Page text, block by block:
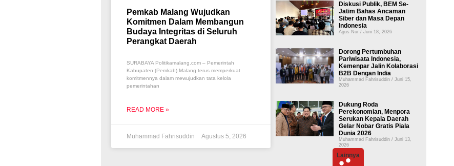
Pemkab Malang Wujudkan
Komitmen Dalam Membangun
Budaya Integritas di Seluruh
Perangkat Daerah
SURABAYA Politikamalang.com – Pemerintah
Kabupaten (Pemkab) Malang terus memperkuat
komitmennya dalam mewujudkan tata kelola
pemerintahan
READ MORE »
Muhammad Fahrisuddin Agustus 5, 2026
Diskusi Publik, BEM Se-
Jatim Bahas Ancaman
Siber dan Masa Depan
Indonesia
Agus Nur Juni 18, 2026
Dorong Pertumbuhan
Pariwisata Indonesia,
Kemenpar Jalin Kolaborasi
B2B Dengan India
Muhammad Fahrisuddin Juni 15,
2026
Dukung Roda
Perekonomian, Menpora
Serukan Kepala Daerah
Gelar Nobar Gratis Piala
Dunia 2026
Muhammad Fahrisuddin Juni 13,
2026
Lainnya